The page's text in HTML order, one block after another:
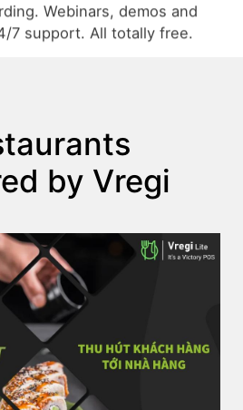
Webinars, demos and
7 support. All totally free.
by Vregi